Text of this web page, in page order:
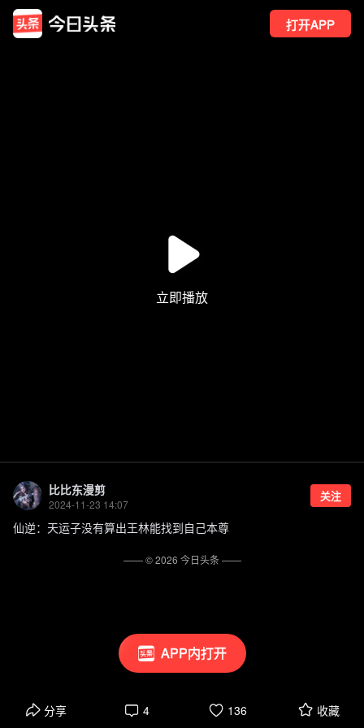
打开APP
APP内打开
比比东漫剪
2024-11-23 14:07
关注
仙逆：天运子没有算出王林能找到自己本尊
分享 4 136 收藏
—— ©2026 今日头条——